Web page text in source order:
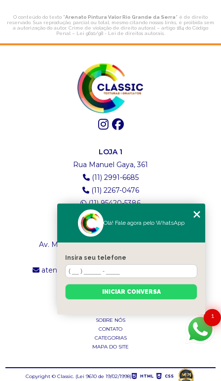
O conteúdo do texto "Arenato Pintura Valor Rio Grande da Serra" é de direito
reservado. Sua reprodução, parcial ou total, mesmo citando nossos links, é proibida sem
a autorização do autor. Crime de violação de direito autoral – artigo 184 do Código
Penal – Lei 9610/98 - Lei de direitos autorais
LOJA 1
Rua Manuel Gaya, 361
(11) 2991-6685
(11) 2267-0476
(11) 95420-5386
LOJA 2
Av. Maria Amália Lopes de Azevedo, 4260
(11) 2241-8434
atendimento.classictexturas@outlook.com
MENU
SOBRE NÓS
CONTATO
CATEGORIAS
MAPA DO SITE
Copyright © Classic. (Lei 9610 de 19/02/1998) HTML CSS
1
Olá! Fale agora pelo WhatsApp
Insira seu telefone
INICIAR CONVERSA